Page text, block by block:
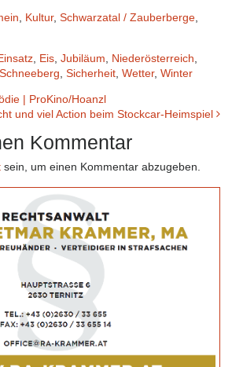
Kultur, Schwarzatal / Zauberberge
Eis Jubiläum Niederösterreich
Schneeberg Sicherheit Wetter, Winter
| ProKino/Hoanzl
und viel Action beim Stockcar-Heimspiel
Kommentar
sein, um einen Kommentar abzugeben.